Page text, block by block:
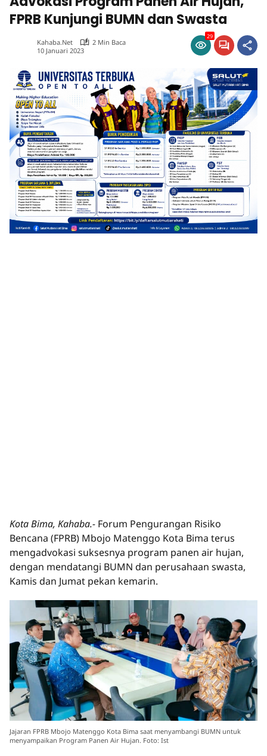
FPRB Kunjungi BUMN dan Swasta
Kahaba.net
2 Min Baca
10 Januari 2023
29
Kota Bima, Kahaba.- Forum Pengurangan Risiko
Bencana (FPRB) Mbojo Matenggo Kota Bima terus
mengadvokasi suksesnya program panen air hujan,
dengan mendatangi BUMN dan perusahaan swasta,
Kamis dan Jumat pekan kemarin.
Jajaran FPRB Mbojo Matenggo Kota Bima saat menyambangi BUMN untuk
menyampaikan Program Panen Air Hujan. Foto: Ist